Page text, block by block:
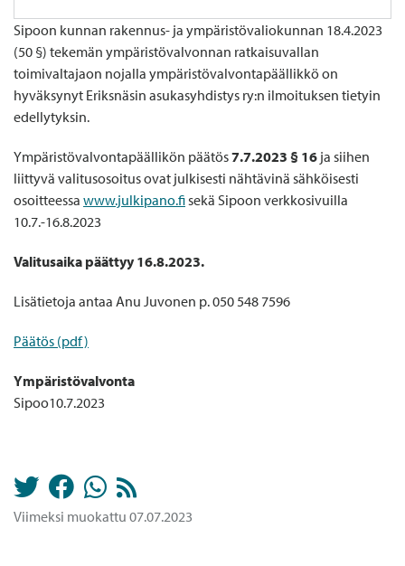
Sipoon kunnan rakennus- ja ympäristövaliokunnan 18.4.2023
(50 §) tekemän ympäristövalvonnan ratkaisuvallan
toimivaltajaon nojalla ympäristövalvontapäällikkö on
hyväksynyt Eriksnäsin asukasyhdistys ry:n ilmoituksen tietyin
edellytyksin.
Ympäristövalvontapäällikön päätös7.7.2023 § 16 ja siihen
liittyvä valitusosoitus ovat julkisesti nähtävinä sähköisesti
osoitteessawww.julkipano.fisekä Sipoon verkkosivuilla
10.7.-16.8.2023
Valitusaika päättyy 16.8.2023.
Lisätietoja antaa Anu Juvonen p. 050 548 7596
Päätös (pdf)
Ympäristövalvonta
Sipoo10.7.2023
Viimeksi muokattu 07.07.2023